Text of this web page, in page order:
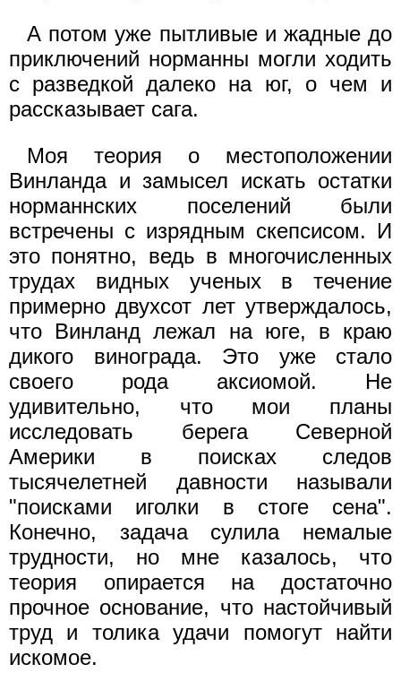
А потом уже пытливые и жадные до
приключений норманны могли ходить
с разведкой далеко на юг, о чем и
рассказывает сага.
Моя теория о местоположении
Винланда и замысел искать остатки
норманнских поселений были
встречены с изрядным скепсисом. И
это понятно, ведь в многочисленных
трудах видных ученых в течение
примерно двухсот лет утверждалось,
что Винланд лежал на юге, в краю
дикого винограда. Это уже стало
своего рода аксиомой. Не
удивительно, что мои планы
исследовать берега Северной
Америки в поисках следов
тысячелетней давности называли
"поисками иголки в стоге сена".
Конечно, задача сулила немалые
трудности, но мне казалось, что
теория опирается на достаточно
прочное основание, что настойчивый
труд и толика удачи помогут найти
искомое.